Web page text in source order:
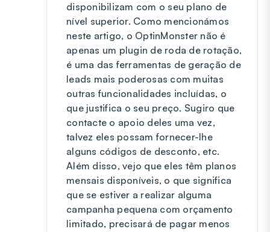
disponibilizam com o seu plano de
nível superior. Como mencionámos
neste artigo, o OptinMonster não é
apenas um plugin de roda de rotação,
é uma das ferramentas de geração de
leads mais poderosas com muitas
outras funcionalidades incluídas, o
que justifica o seu preço. Sugiro que
contacte o apoio deles uma vez,
talvez eles possam fornecer-lhe
alguns códigos de desconto, etc.
Além disso, vejo que eles têm planos
mensais disponíveis, o que significa
que se estiver a realizar alguma
campanha pequena com orçamento
limitado, precisará de pagar menos